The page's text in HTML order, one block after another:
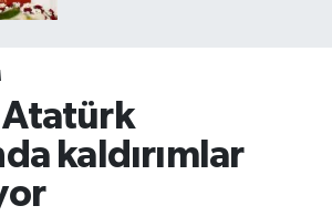
kaldırımlar